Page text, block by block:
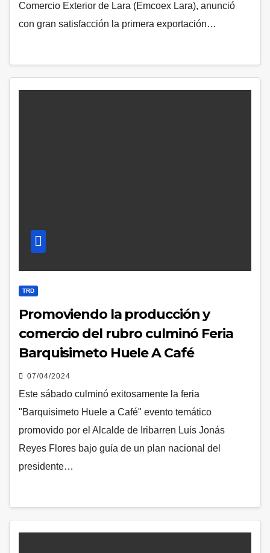
Comercio Exterior de Lara (Emcoex Lara), anunció
con gran satisfacción la primera exportación…
TRD
Promoviendo la producción y
comercio del rubro culminó Feria
Barquisimeto Huele A Café
07/04/2024
Este sábado culminó exitosamente la feria
"Barquisimeto Huele a Café" evento temático
promovido por el Alcalde de Iribarren Luis Jonás
Reyes Flores bajo guía de un plan nacional del
presidente…